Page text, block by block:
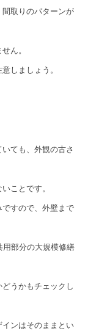
取りのパターンが
ん。
しましょう。
ても、外観の古さ
ことです。
すので、外壁まで
用部分の大規模修繕
うかもチェックし
ンはそのままとい